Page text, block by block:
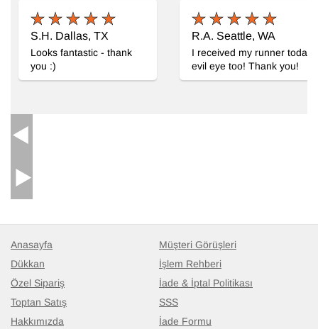
173 cm x 241 cm
39.928
S.H. Dallas, TX
Looks fantastic - thank
you :)
R.A. Seattle, WA
I received my runner today
evil eye too! Thank you!
Anasayfa
Dükkan
Özel Sipariş
Toptan Satış
Hakkımızda
Müşteri Görüşleri
İşlem Rehberi
İade & İptal Politikası
SSS
İade Formu